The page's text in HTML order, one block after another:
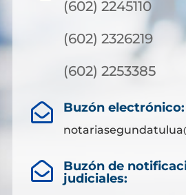
(602) 2245110
(602) 2326219
(602) 2253385
 Buzón electrónico:

Buzón de
judiciales: